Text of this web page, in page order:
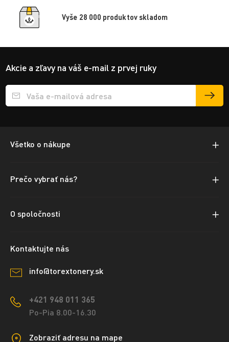
Vyše 28 000 produktov skladom
Akcie a zľavy na váš e-mail z prvej ruky
Přihlášení e-mailu k odběru
Všetko o nákupe
Prečo vybrať nás?
O spoločnosti
Kontaktujte nás
info@torextonery.sk
+421 948 011 365
Po-Pia 8.00-16.30
Zobraziť adresu na mape